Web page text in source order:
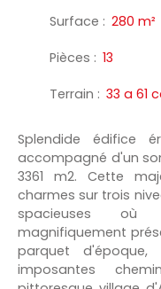
Surface : 280 m²
Pièces : 13
Terrain : 33 a 61
Splendide édifice
accompagné d'un
3361 m2. Cette
charmes sur trois
spacieuses où
magnifiquement
parquet
imposantes